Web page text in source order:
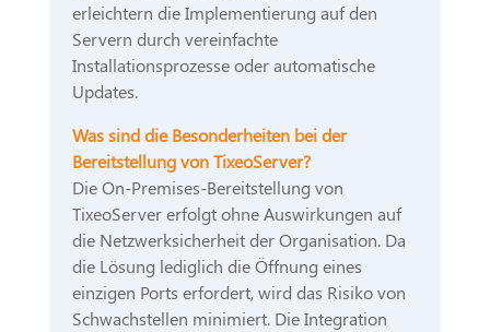
erleichtern die Implementierung auf den
Servern durch vereinfachte
Installationsprozesse oder automatische
Updates.
Was sind die Besonderheiten bei der
Bereitstellung von TixeoServer?
Die On-Premises-Bereitstellung von
TixeoServer erfolgt ohne Auswirkungen auf
die Netzwerksicherheit der Organisation. Da
die Lösung lediglich die Öffnung eines
einzigen Ports erfordert, wird das Risiko von
Schwachstellen minimiert. Die Integration